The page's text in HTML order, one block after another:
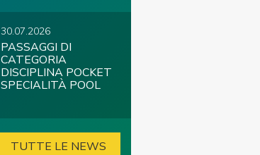
30.07.2026
PASSAGGI DI
CATEGORIA
DISCIPLINA POCKET
SPECIALITÀ POOL
TUTTE LE NEWS